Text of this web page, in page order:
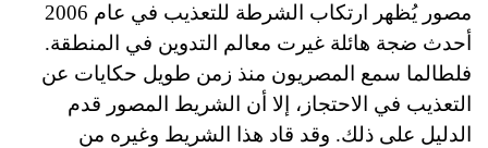
مصور يُظهر ارتكاب الشرطة للتعذيب في عام 2006
أحدث ضجة هائلة غيرت معالم التدوين في المنطقة.
فلطالما سمع المصريون منذ زمن طويل حكايات عن
التعذيب في الاحتجاز، إلا أن الشريط المصور قدم
الدليل على ذلك. وقد قاد هذا الشريط وغيره من